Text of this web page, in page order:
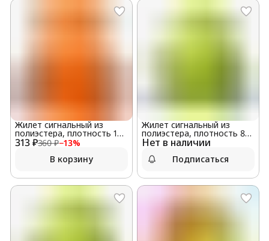
313 ₽360 ₽−13%
Жилет сигнальный из
полиэстера, плотность 100
г/м2, оранжевый
В корзину
Нет в наличии
Жилет сигнальный из
полиэстера, плотность 80
г/м2, лимонный 4103
Подписаться